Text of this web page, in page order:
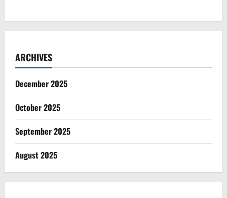
ARCHIVES
December 2025
October 2025
September 2025
August 2025